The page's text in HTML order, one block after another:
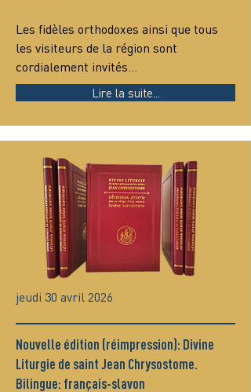
Les fidèles orthodoxes ainsi que tous
les visiteurs de la région sont
cordialement invités…
Lire la suite...
jeudi 30 avril 2026
Nouvelle édition (réimpression): Divine
Liturgie de saint Jean Chrysostome.
Bilingue: français-slavon